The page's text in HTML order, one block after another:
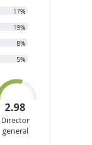
17%
19%
8%
5%
2.98
Director
general